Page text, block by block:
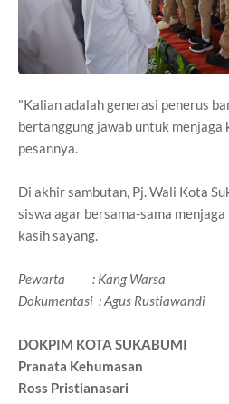
"Kalian adalah generasi penerus
bertanggung jawab untuk menjaga
pesannya.
Di akhir sambutan, Pj. Wali Kota
siswa agar bersama-sama
kasih sayang.
Pewarta : Kang Warsa
Dokumentasi : Agus Rustiawandi
DOKPIM KOTA SUKABUMI
Pranata Kehumasan
Ross Pristianasari